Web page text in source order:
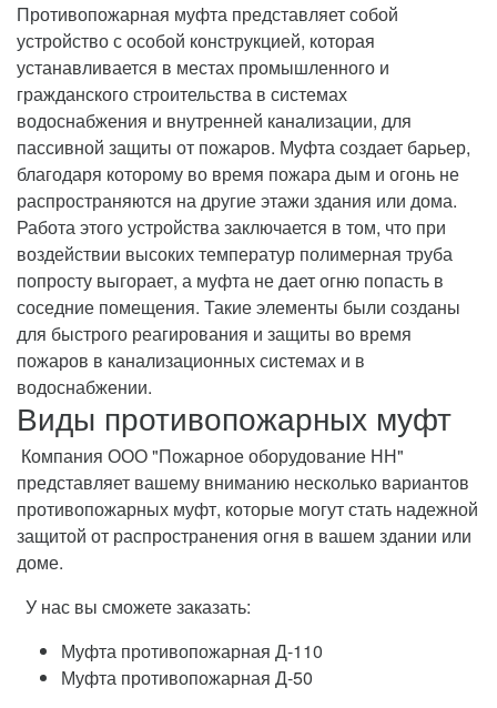
Противопожарная муфта представляет собой
устройство с особой конструкцией, которая
устанавливается в местах промышленного и
гражданского строительства в системах
водоснабжения и внутренней канализации, для
пассивной защиты от пожаров. Муфта создает барьер,
благодаря которому во время пожара дым и огонь не
распространяются на другие этажи здания или дома.
Работа этого устройства заключается в том, что при
воздействии высоких температур полимерная труба
попросту выгорает, а муфта не дает огню попасть в
соседние помещения. Такие элементы были созданы
для быстрого реагирования и защиты во время
пожаров в канализационных системах и в
водоснабжении.
Виды противопожарных муфт
Компания ООО "Пожарное оборудование НН"
представляет вашему вниманию несколько вариантов
противопожарных муфт, которые могут стать надежной
защитой от распространения огня в вашем здании или
доме.
У нас вы сможете заказать:
Муфта противопожарная Д-110
Муфта противопожарная Д-50